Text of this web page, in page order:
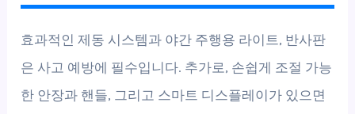
효과적인 제동 시스템과 야간 주행용 라이트, 반사판
은 사고 예방에 필수입니다. 추가로, 손쉽게 조절 가능
한 안장과 핸들, 그리고 스마트 디스플레이가 있으면